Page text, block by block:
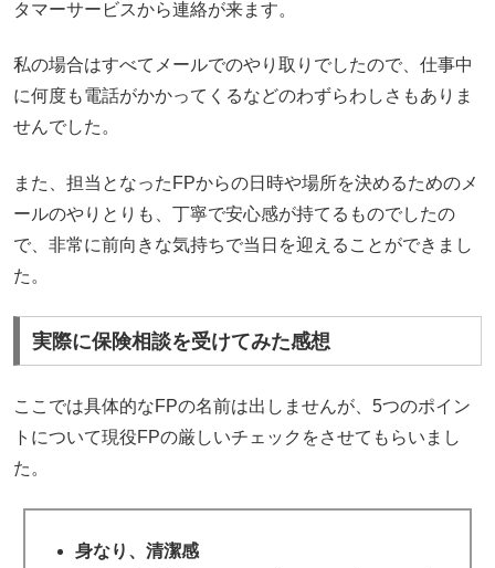
タマーサービスから連絡が来ます。
私の場合はすべてメールでのやり取りでしたので、仕事中
に何度も電話がかかってくるなどのわずらわしさもありま
せんでした。
また、担当となったFPからの日時や場所を決めるためのメ
ールのやりとりも、丁寧で安心感が持てるものでしたの
で、非常に前向きな気持ちで当日を迎えることができまし
た。
実際に保険相談を受けてみた感想
ここでは具体的なFPの名前は出しませんが、5つのポイン
トについて現役FPの厳しいチェックをさせてもらいまし
た。
身なり、清潔感